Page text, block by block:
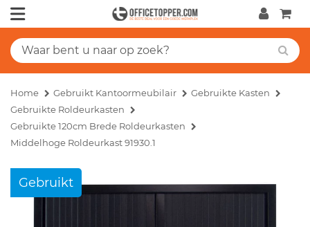
Home Gebruikt Kantoormeubilair
Gebruikte Kasten
Gebruikte Roldeurkasten
Gebruikte 120cm Brede Roldeurkasten
Middelhoge Roldeurkast 91930.1
Gebruikt